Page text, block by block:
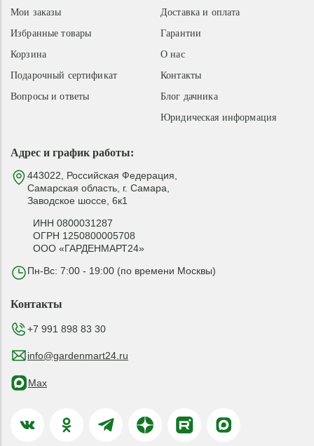
Адрес и график работы:
443022, Российская Федерация,
Самарская область, г. Самара,
Заводское шоссе, 6к1
ИНН 0800031287
ОГРН 1250800005708
ООО «ГАРДЕНМАРТ24»
Пн-Вс: 7:00 - 19:00 (по времени Москвы)
Доставка и оплата
Гарантии
О нас
Контакты
Блог дачника
Юридическая информация
Мои заказы
Избранные товары
Корзина
Подарочный сертификат
Вопросы и ответы
Контакты
+7 991 898 83 30
info@gardenmart24.ru
Max